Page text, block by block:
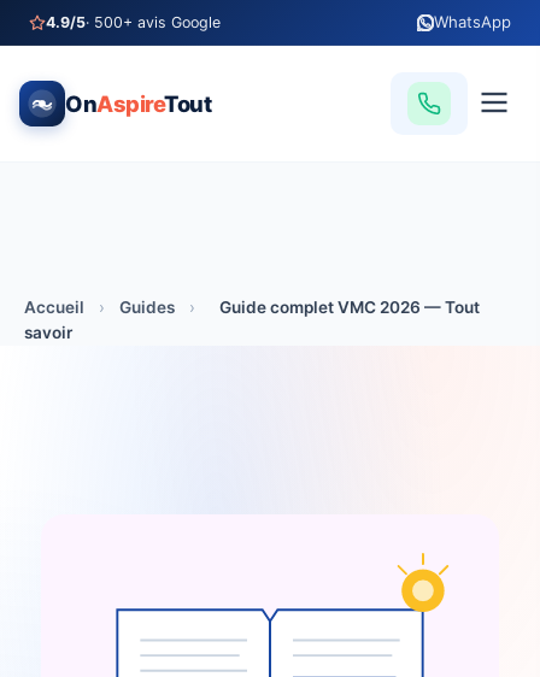
4.9/5· 500+ avis Google WhatsApp
OnAspireTout
Accueil › Guides ›
Guide complet VMC 2026 — Tout
savoir